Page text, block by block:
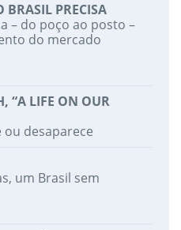
BRASIL PRECISA
– do poço ao posto –
do mercado
“A LIFE ON OUR
desaparece
um Brasil sem